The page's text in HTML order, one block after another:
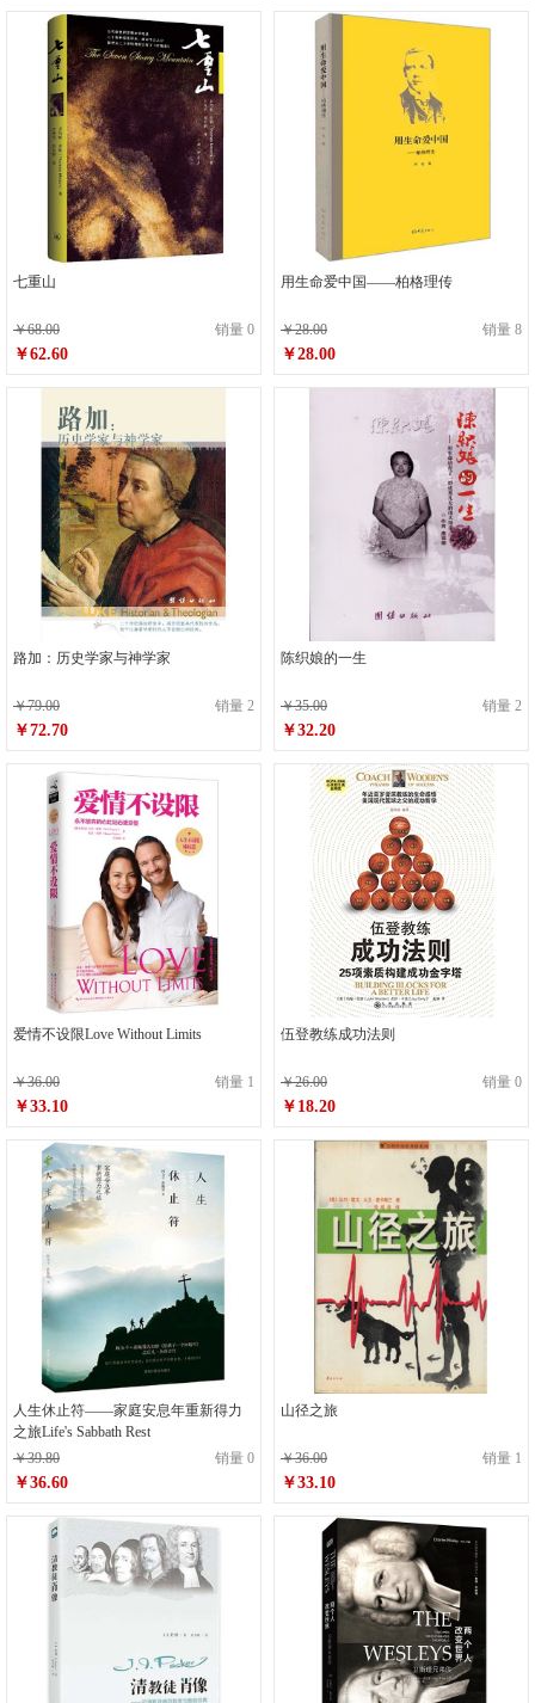
七重山
￥68.00 销量 0
￥62.60
用生命爱中国——柏格理传
￥28.00 销量 8
￥28.00
路加：历史学家与神学家
￥79.00 销量 2
￥72.70
陈织娘的一生
￥35.00 销量 2
￥32.20
爱情不设限Love Without Limits
￥36.00 销量 1
￥33.10
伍登教练成功法则
￥26.00 销量 0
￥18.20
人生休止符——家庭安息年重新得力
之旅Life's Sabbath Rest
￥39.80
销量 0
￥36.60
山径之旅
￥36.00 销量 1
￥33.10